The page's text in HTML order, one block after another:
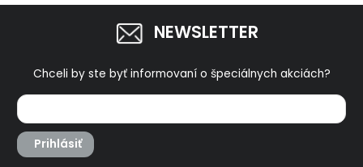
NEWSLETTER
Chceli by ste byť informovaní o špeciálnych akciách?
Prihlásiť